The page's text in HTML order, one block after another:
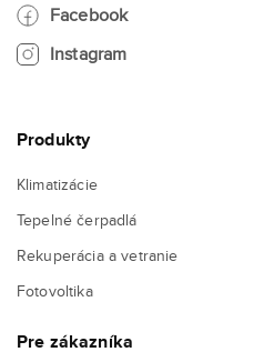
Facebook
Instagram
Produkty
Klimatizácie
Tepelné čerpadlá
Rekuperácia a vetranie
Fotovoltika
Pre zákazníka